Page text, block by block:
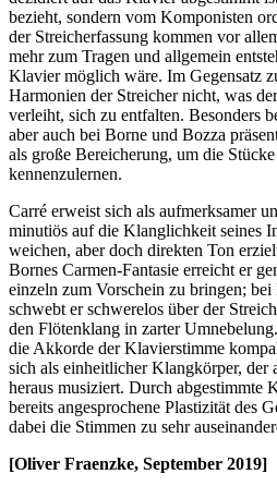
bezieht, sondern vom Komponisten
der Streicherfassung kommen vor
mehr zum Tragen und allgemein
Klavier möglich wäre. Im Gegensatz
Harmonien der Streicher nicht, was
verleiht, sich zu entfalten. Besonders
aber auch bei Borne und Bozza
als große Bereicherung, um die
kennenzulernen.
Carré erweist sich als aufmerksamer
minutiös auf die Klanglichkeit seines
weichen, aber doch direkten Ton
Bornes Carmen-Fantasie erreicht er
einzeln zum Vorschein zu bringen;
schwebt er schwerelos über der
den Flötenklang in zarter
die Akkorde der Klavierstimme
sich als einheitlicher Klangkörper, der
heraus musiziert. Durch abgestimmte
bereits angesprochene Plastizität des
dabei die Stimmen zu sehr
[Oliver Fraenzke, September 2019]